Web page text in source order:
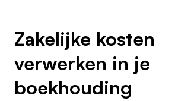
Zakelijke kosten
verwerken in je
boekhouding